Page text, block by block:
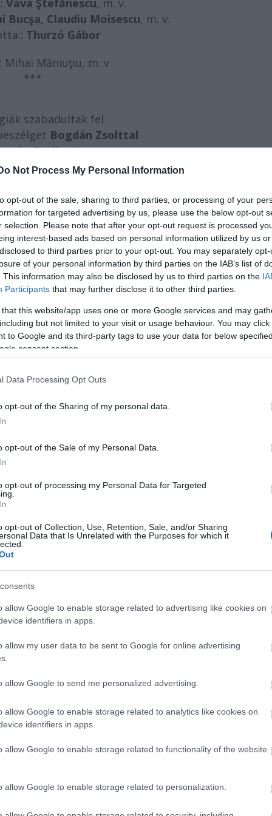
Not Process My Personal Information
opt-out of the sale, sharing to third parties, or processing of your
for targeted advertising by us, please use the below opt-out
selection. Please note that after your opt-out request is processed
interest-based ads based on personal information utilized by us
to third parties prior to your opt-out. You may separately
of your personal information by third parties on the IAB’s list of
This information may also be disclosed by us to third parties on the
Participants that may further disclose it to other third parties.
that this website/app uses one or more Google services and may
but not limited to your visit or usage behaviour. You may
to Google and its third-party tags to use your data for below
consent section.
Data Processing Opt Outs
opt-out of the Sharing of my personal data.
opt-out of the Sale of my Personal Data.
opt-out of processing my Personal Data for Targeted
opt-out of Collection, Use, Retention, Sale, and/or Sharing
Data that Is Unrelated with the Purposes for which it
allow Google to enable storage related to advertising like cookies on
identifiers in apps.
allow my user data to be sent to Google for online advertising
allow Google to send me personalized advertising.
allow Google to enable storage related to analytics like cookies on
identifiers in apps.
allow Google to enable storage related to functionality of the website
allow Google to enable storage related to personalization.
Vava Ştefănescu, m. v.
Bucşa, Claudiu Moisescu, m. v.
Thurzó Gábor
Mihai Măniuţiu, m. v
***
szabadultak fel
Bogdán Zsolttal
Zsöllye /
Mihai Măniuţiuval dolgozik. Ahogy Faustus, úgy
igényel. Mi a titka a nagyfokú koncentrálásnak?
fizikai lényemet, bár száz százalékos
vagy helyet ad a benne minduntalan
vagy átengedi magát a figurának. Így
próbáin is. Ilyenkor nem gondolok a
együtt.
szerint, Woyzeck fájdalmasan szelíden tűr
Mekkora része van a rendezőnek
pedig az övé. Nem hiszem, hogy meg
hozzájárulása volt. Nyilván nehéz négy hét
átlényegülni egy féltékenységből gyilkoló
a "szelídség", nem tudnám megmondani.
méltóságában megalázott ember. Olyan
taszít. Tulajdonképpen nem is tehető
legyen. Nem volt könnyű a Faustus után
a szereppel, magával hurcolja jó ideig,
engedtem magam. A Faustusban
vitatkoztam, csak úgy éreztem,
körül. Ez meg is látszott véleményem
tudatosan kiszűröm ezeket az érzéseket.
előtörő ellenkezésnek, hagyom
kerültem már ellentétbe rendezőkkel; többször
és színész, illetve a színész és színész
nem úgy zajlik, ahogyan kellene,
a rendezők idejönnek, megrendezik az
valódi kérdéseket tisztáztunk volna, vagy teljes
ugyanolyan résztvevői lettünk volna az
ez nem így volt. A rendező odafigyelt
bennünket, törődött velünk.
megismerhették egymást? Azon az előadáson
mű, a színészek pedig végrehajtják a feladatot. A Woyzeck
látni.